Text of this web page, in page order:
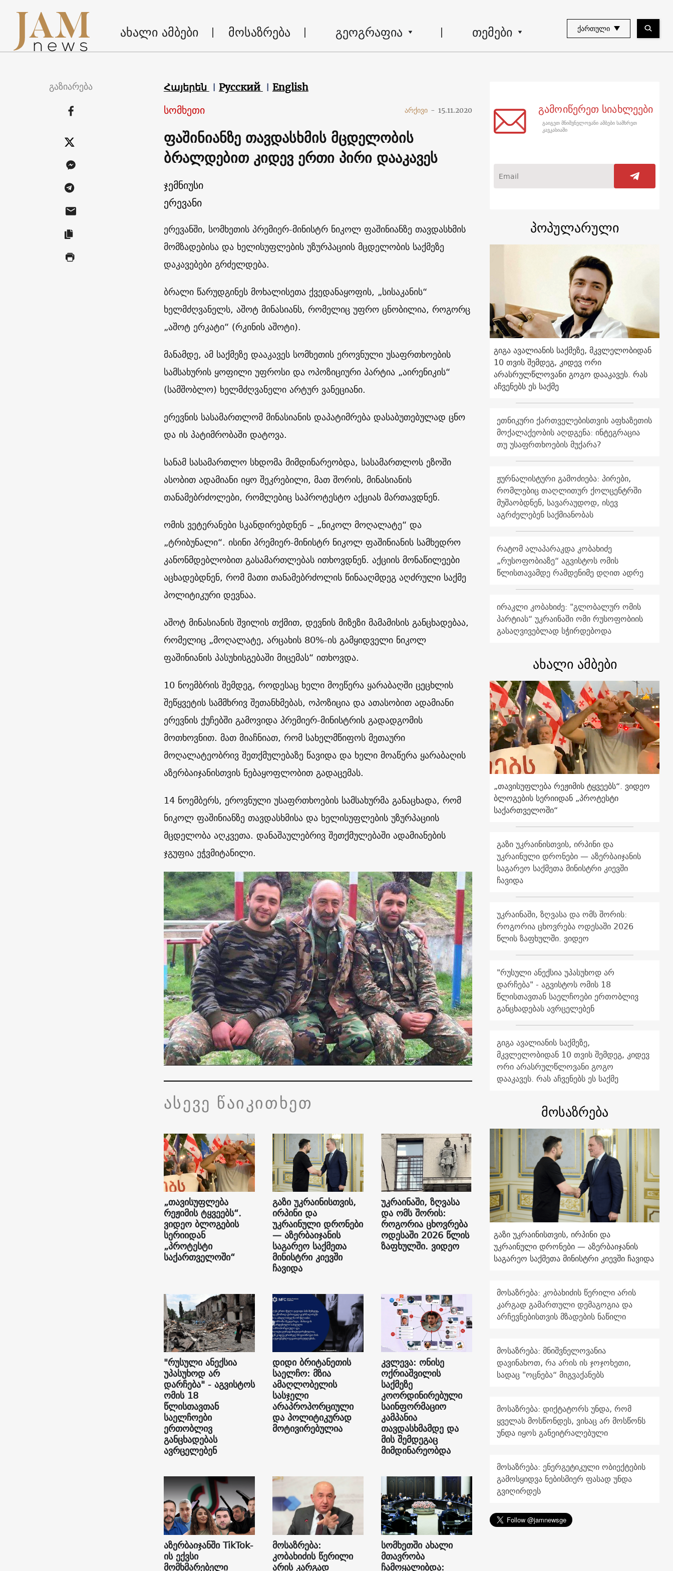
ახალი ამბები მოსაზრება გეოგრაფია თემები ᲥᲐᲠᲗᲣᲚᲘ
გაზიარება Հայերեն Русский English
სომხეთი არქივი - 15.11.2020
ფაშინიანზე თავდასხმის მცდელობის
ბრალდებით კიდევ ერთი პირი დააკავეს
ჯემნიუსი
ერევანი
ერევანში, სომხეთის პრემიერ-მინისტრ ნიკოლ ფაშინიანზე თავდასხმის
მომზადებისა და ხელისუფლების უზურპაციის მცდელობის საქმეზე
დაკავებები გრძელდება.
ბრალი წარუდგინეს მოხალისეთა ქვედანაყოფის, „სისაკანის“
ხელმძღვანელს, აშოტ მინასიანს, რომელიც უფრო ცნობილია, როგორც
„აშოტ ერკატი“ (რკინის აშოტი).
მანამდე, ამ საქმეზე დააკავეს სომხეთის ეროვნული უსაფრთხოების
სამსახურის ყოფილი უფროსი და ოპოზიციური პარტია „აირენიკის“
(სამშობლო) ხელმძღვანელი არტურ ვანეციანი.
ერევნის სასამართლომ მინასიანის დაპატიმრება დასაბუთებულად ცნო
და ის პატიმრობაში დატოვა.
სანამ სასამართლო სხდომა მიმდინარეობდა, სასამართლოს ეზოში
ასობით ადამიანი იყო შეკრებილი, მათ შორის, მინასიანის
თანამებრძოლები, რომლებიც საპროტესტო აქციას მართავდნენ.
ომის ვეტერანები სკანდირებდნენ – „ნიკოლ მოღალატე“ და
„ტრიბუნალი“. ისინი პრემიერ-მინისტრ ნიკოლ ფაშინიანის სამხედრო
კანონმდებლობით გასამართლებას ითხოვდნენ. აქციის მონაწილეები
აცხადებდნენ, რომ მათი თანამებრძოლის წინააღმდეგ აღძრული საქმე
პოლიტიკური დევნაა.
აშოტ მინასიანის შვილის თქმით, დევნის მიზეზი მამამისის განცხადებაა,
რომელიც „მოღალატე, არცახის 80%-ის გამყიდველი ნიკოლ
ფაშინიანის პასუხისგებაში მიცემას“ ითხოვდა.
10 ნოემბრის შემდეგ, როდესაც ხელი მოეწერა ყარაბაღში ცეცხლის
შეწყვეტის სამმხრივ შეთანხმებას, ოპოზიცია და ათასობით ადამიანი
ერევნის ქუჩებში გამოვიდა პრემიერ-მინისტრის გადადგომის
მოთხოვნით. მათ მიაჩნიათ, რომ სახელმწიფოს მეთაური
მოღალატეობრივ შეთქმულებაზე წავიდა და ხელი მოაწერა ყარაბაღის
აზერბაიჯანისთვის ნებაყოფლობით გადაცემას.
14 ნოემბერს, ეროვნული უსაფრთხოების სამსახურმა განაცხადა, რომ
ნიკოლ ფაშინიანზე თავდასხმისა და ხელისუფლების უზურპაციის
მცდელობა აღკვეთა. დანაშაულებრივ შეთქმულებაში ადამიანების
ჯგუფია ეჭვმიტანილი.
ასევე წაიკითხეთ
„თავისუფლება
რეჟიმის ტყვეებს“.
ვიდეო ბლოგების
სერიიდან
„პროტესტი
საქართველოში“
გაზი უკრაინისთვის,
ირპინი და
უკრაინული დრონები
— აზერბაიჯანის
საგარეო საქმეთა
მინისტრი კიევში
ჩავიდა
უკრაინაში, ზღვასა
და ომს შორის:
როგორია ცხოვრება
ოდესაში 2026 წლის
ზაფხულში. ვიდეო
"რუსული ანექსია
უპასუხოდ არ
დარჩება" - აგვისტოს
ომის 18
წლისთავთან
საელჩოები
ერთობლივ
განცხადებას
ავრცელებენ
დიდი ბრიტანეთის
საელჩო: მზია
ამაღლობელის
სასჯელი
არაპროპორციული
და პოლიტიკურად
მოტივირებულია
კვლევა: ონისე
ოქრიაშვილის
საქმეზე
კოორდინირებული
საინფორმაციო
კამპანია
თავდასხმამდე და
მის შემდეგაც
მიმდინარეობდა
აზერბაიჯანში TikTok-
ის ექვსი
მომხმარებელი
მოსაზრება:
კობახიძის წერილი
არის კარგად
სომხეთში ახალი
მთავრობა
ჩამოყალიბდა:
გამოიწერეთ სიახლეები
გაიგეთ მნიშვნელოვანი ამბები სამხრეთ
კავკასიაში
პოპულარული
გიგა ავალიანის საქმეზე, მკვლელობიდან
10 თვის შემდეგ, კიდევ ორი
არასრულწლოვანი გოგო დააკავეს. რას
აჩვენებს ეს საქმე
ეთნიკური ქართველებისთვის აფხაზეთის
მოქალაქეობის აღდგენა: ინტეგრაცია
თუ უსაფრთხოების მუქარა?
ჟურნალისტური გამოძიება: პირები,
რომლებიც თაღლითურ ქოლცენტრში
მუშაობდნენ, სავარაუდოდ, ისევ
აგრძელებენ საქმიანობას
რატომ ალაპარაკდა კობახიძე
„რუსოფობიაზე“ აგვისტოს ომის
წლისთავამდე რამდენიმე დღით ადრე
ირაკლი კობახიძე: "გლობალურ ომის
პარტიას“ უკრაინაში ომი რუსოფობიის
გასაღვივებლად სჭირდებოდა
ახალი ამბები
„თავისუფლება რეჟიმის ტყვეებს“. ვიდეო
ბლოგების სერიიდან „პროტესტი
საქართველოში“
გაზი უკრაინისთვის, ირპინი და
უკრაინული დრონები — აზერბაიჯანის
საგარეო საქმეთა მინისტრი კიევში
ჩავიდა
უკრაინაში, ზღვასა და ომს შორის:
როგორია ცხოვრება ოდესაში 2026
წლის ზაფხულში. ვიდეო
"რუსული ანექსია უპასუხოდ არ
დარჩება" - აგვისტოს ომის 18
წლისთავთან საელჩოები ერთობლივ
განცხადებას ავრცელებენ
გიგა ავალიანის საქმეზე,
მკვლელობიდან 10 თვის შემდეგ, კიდევ
ორი არასრულწლოვანი გოგო
დააკავეს. რას აჩვენებს ეს საქმე
მოსაზრება
გაზი უკრაინისთვის, ირპინი და
უკრაინული დრონები — აზერბაიჯანის
საგარეო საქმეთა მინისტრი კიევში ჩავიდა
მოსაზრება: კობახიძის წერილი არის
კარგად გამართული დემაგოგია და
არჩევნებისთვის მზადების ნაწილი
მოსაზრება: მნიშვნელოვანია
დავინახოთ, რა არის ის ჯოჯოხეთი,
სადაც "ოცნება“ მიგვაქანებს
მოსაზრება: დიქტატორს უნდა, რომ
ყველას მოსწონდეს, ვისაც არ მოსწონს
უნდა იყოს განეიტრალებული
მოსაზრება: ენერგეტიკული ობიექტების
გამოსყიდვა ნებისმიერ ფასად უნდა
გვიღირდეს